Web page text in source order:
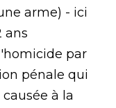
arme) - ici
ans
par
pénale qui
à la